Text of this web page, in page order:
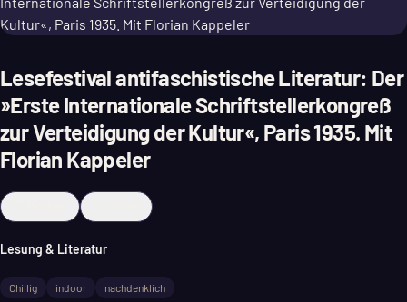
Lesefestival antifaschistische Literatur: Der
»Erste Internationale Schriftstellerkongreß
zur Verteidigung der Kultur«, Paris 1935. Mit
Florian Kappeler
Lesung & Literatur
Chillig indoor nachdenklich